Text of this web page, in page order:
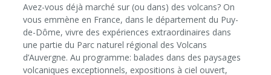
Avez-vous déjà marché sur (ou dans) des volcans? On
vous emmène en France, dans le département du Puy-
de-Dôme, vivre des expériences extraordinaires dans
une partie du Parc naturel régional des Volcans
d’Auvergne. Au programme: balades dans des paysages
volcaniques exceptionnels, expositions à ciel ouvert,